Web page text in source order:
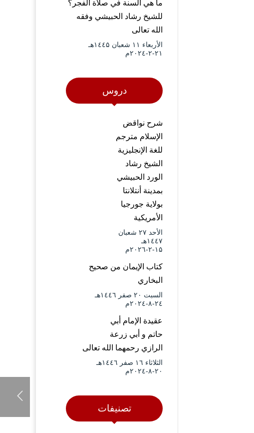
ما هي السنة في صلاة الفجر؟
للشيخ رشاد الحبيشي وفقه
الله تعالى
الأربعاء ۱۱ شعبان ۱٤٤۵هـ
۲۱-۲-۲۰۲٤م
دروس
شرح نواقض
الإسلام مترجم
للغة الإنجليزية
الشيخ رشاد
الورد الحبيشي
بمدينة أنتلانتا
بولاية جورجيا
الأمريكية
الأحد ۲۷ شعبان
۱٤٤۷هـ
۱۵-۲-۲۰۲٦م
كتاب الإيمان من صحيح
البخاري
السبت ۲۰ صفر ۱٤٤٦هـ
۲٤-۸-۲۰۲٤م
عقيدة الإمام أبي
حاتم و أبي زرعة
الرازي رحمهما الله تعالى
الثلاثاء ۱٦ صفر ۱٤٤٦هـ
۲۰-۸-۲۰۲٤م
تصنيفات